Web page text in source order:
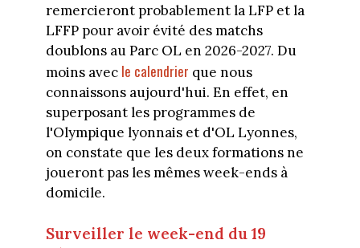
remercieront probablement la LFP et la
LFFP pour avoir évité des matchs
doublons au Parc OL en 2026-2027. Du
moins avec le calendrier que nous
connaissons aujourd'hui. En effet, en
superposant les programmes de
l'Olympique lyonnais et d'OL Lyonnes,
on constate que les deux formations ne
joueront pas les mêmes week-ends à
domicile.
Surveiller le week-end du 19